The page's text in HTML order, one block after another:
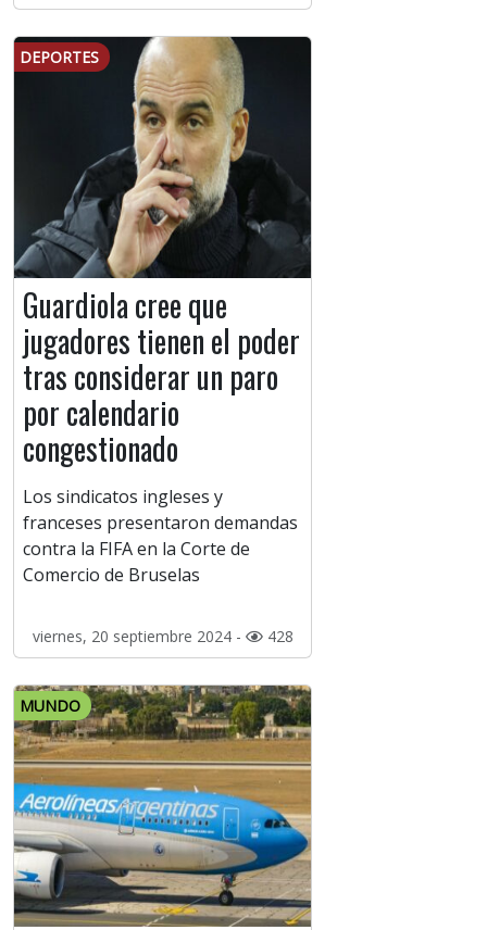
DEPORTES
Guardiola cree que
jugadores tienen el poder
tras considerar un paro
por calendario
congestionado
Los sindicatos ingleses y
franceses presentaron demandas
contra la FIFA en la Corte de
Comercio de Bruselas
viernes, 20 septiembre 2024 - 428
MUNDO